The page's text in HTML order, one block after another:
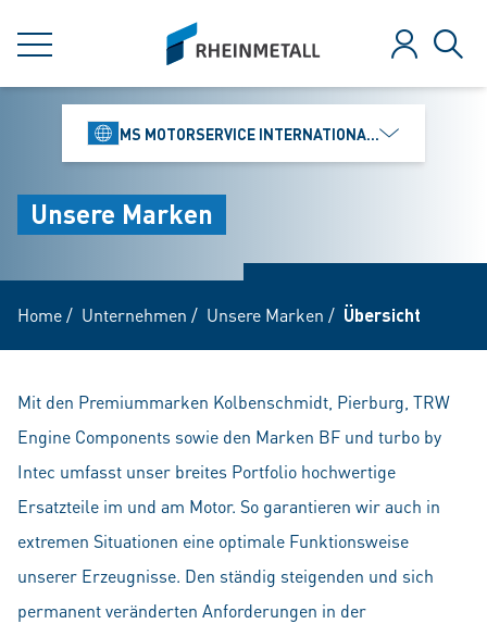
MENÜ
siteLogo
Anmelden
MS MOTORSERVICE INTERNATIONAL GMBH
Unsere Marken
Home/ Unternehmen / Unsere Marken / Übersicht
Mit den Premiummarken Kolbenschmidt, Pierburg, TRW
Engine Components sowie den Marken BF und turbo by
Intec umfasst unser breites Portfolio hochwertige
Ersatzteile im und am Motor. So garantieren wir auch in
extremen Situationen eine optimale Funktionsweise
unserer Erzeugnisse. Den ständig steigenden und sich
permanent veränderten Anforderungen in der